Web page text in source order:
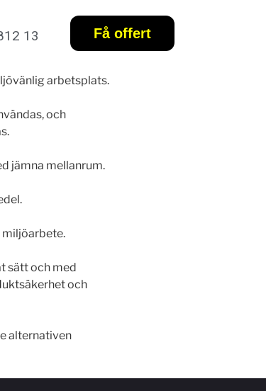
13 Få offert
arbetsplats.
och
jämna mellanrum.
sätt och med
och
alternativen